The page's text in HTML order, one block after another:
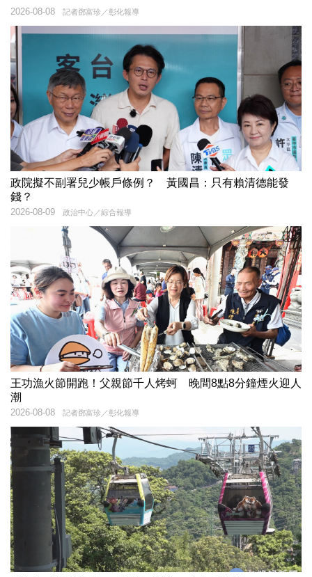
記者鄧富珍／彰化報導
2026-08-08
政院擬不副署兒少帳戶條例？ 黃國昌：只有賴清德能發
錢？
政治中心／綜合報導
2026-08-09
王功漁火節開跑！父親節千人烤蚵 晚間8點8分鐘煙火迎人
潮
記者鄧富珍／彰化報導
2026-08-08